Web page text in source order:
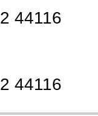
44116
44116